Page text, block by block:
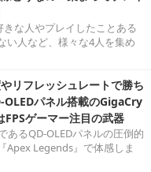
きな人やプレイしたことある
い人など、様々な4人を集め
リフレッシュレートで勝ち
OLEDパネル搭載のGigaCry
ゲーマー注目の武器
あるQD-OLEDパネルの圧倒的
Apex Legends』で体感しま